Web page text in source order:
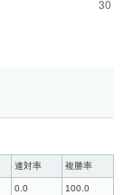
連対率 複勝率
0.0 100.0